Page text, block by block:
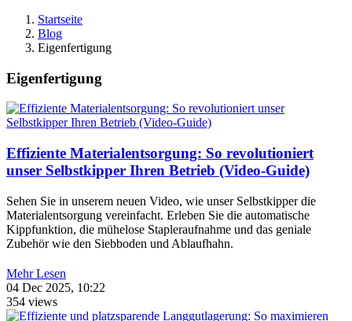
Startseite
Blog
Eigenfertigung
Eigenfertigung
Effiziente Materialentsorgung: So revolutioniert
unser Selbstkipper Ihren Betrieb (Video-Guide)
Sehen Sie in unserem neuen Video, wie unser Selbstkipper die
Materialentsorgung vereinfacht. Erleben Sie die automatische
Kippfunktion, die mühelose Stapleraufnahme und das geniale
Zubehör wie den Siebboden und Ablaufhahn.
Mehr Lesen
04 Dec 2025, 10:22
354 views